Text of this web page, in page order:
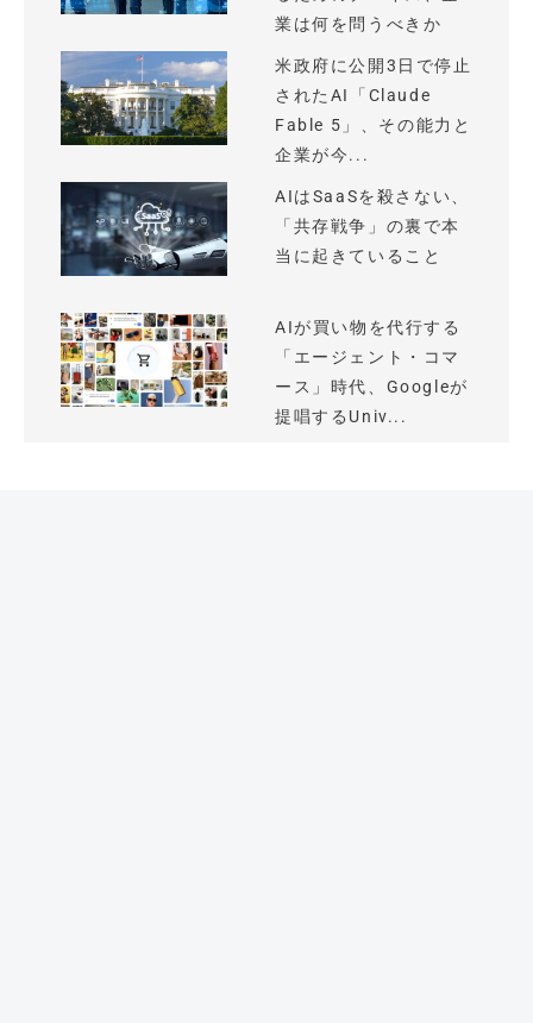
業は何を問うべきか
米政府に公開3日で停止
されたAI「Claude
Fable 5」、その能力と
企業が今...
AIはSaaSを殺さない、
「共存戦争」の裏で本
当に起きていること
AIが買い物を代行する
「エージェント・コマ
ース」時代、Googleが
提唱するUniv...